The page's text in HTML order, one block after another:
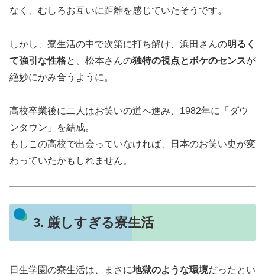
なく、むしろお互いに距離を感じていたそうです。
しかし、寮生活の中で次第に打ち解け、浜田さんの明るく
て強引な性格と、松本さんの独特の視点とボケのセンスが
絶妙にかみ合うように。
高校卒業後に二人はお笑いの道へ進み、1982年に「ダウ
ンタウン」を結成。
もしこの高校で出会っていなければ、日本のお笑い史が変
わっていたかもしれません。
3. 厳しすぎる寮生活
日生学園の寮生活は、まさに地獄のような環境だったとい